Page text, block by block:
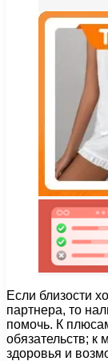
Если близости
партнера, то
помочь. К
обязательств; к
здоровья и